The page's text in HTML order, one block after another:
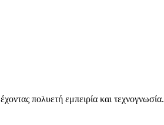
έχοντας πολυετή εμπειρία και τεχνογνωσία.